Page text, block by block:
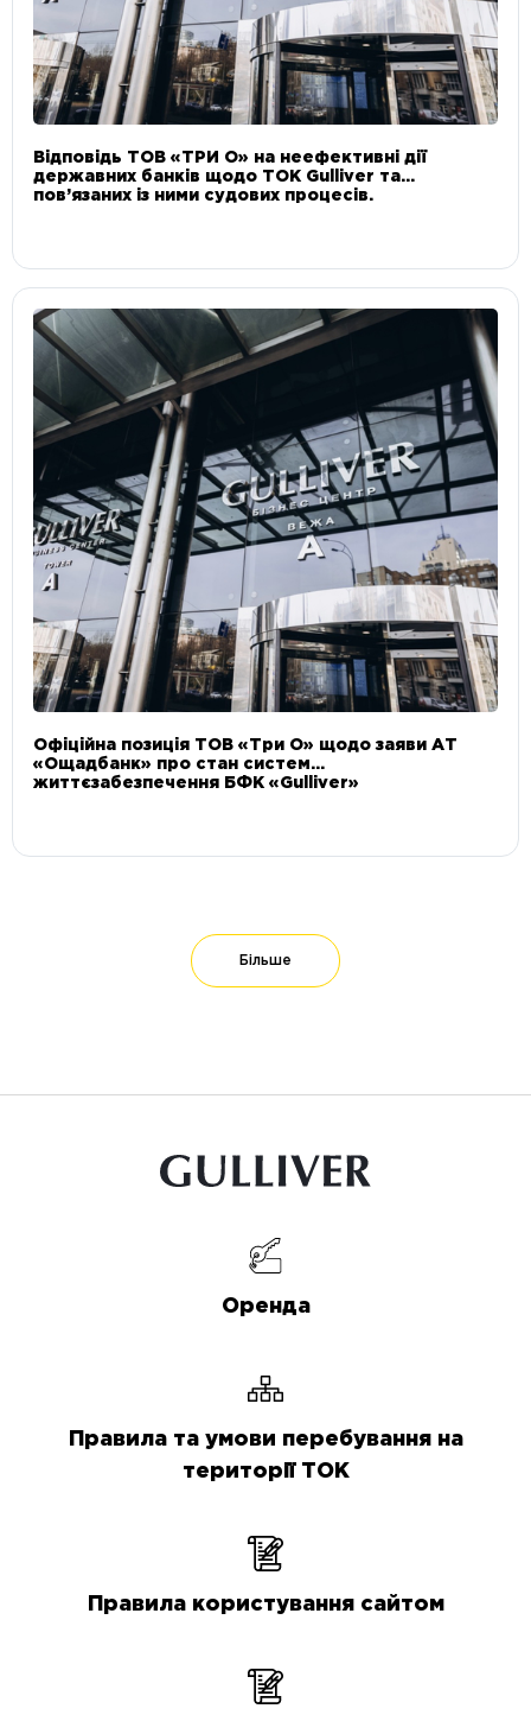
Відповідь ТОВ «ТРИ О» на неефективні дії
державних банків щодо ТОК Gulliver та
пов’язаних із ними судових процесів.
Офіційна позиція ТОВ «Три О» щодо заяви АТ
«Ощадбанк» про стан систем
життєзабезпечення БФК «Gulliver»
Більше
Оренда
Правила та умови перебування на
території ТОК
Правила користування сайтом